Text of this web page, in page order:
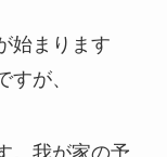
始まります
が、
。我が家の予